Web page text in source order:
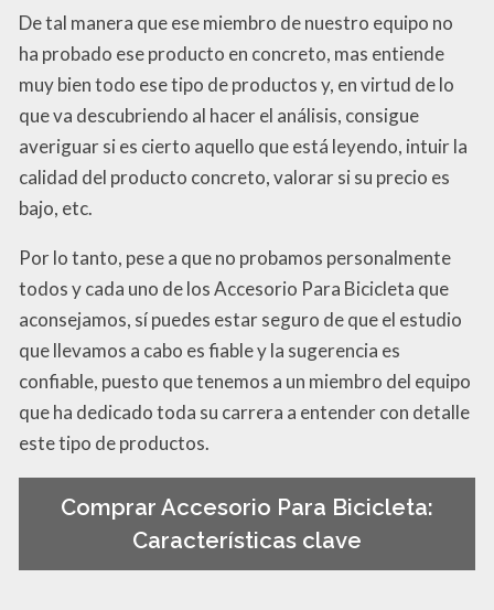
De tal manera que ese miembro de nuestro equipo no
ha probado ese producto en concreto, mas entiende
muy bien todo ese tipo de productos y, en virtud de lo
que va descubriendo al hacer el análisis, consigue
averiguar si es cierto aquello que está leyendo, intuir la
calidad del producto concreto, valorar si su precio es
bajo, etc.
Por lo tanto, pese a que no probamos personalmente
todos y cada uno de los Accesorio Para Bicicleta que
aconsejamos, sí puedes estar seguro de que el estudio
que llevamos a cabo es fiable y la sugerencia es
confiable, puesto que tenemos a un miembro del equipo
que ha dedicado toda su carrera a entender con detalle
este tipo de productos.
Comprar Accesorio Para Bicicleta:
Características clave